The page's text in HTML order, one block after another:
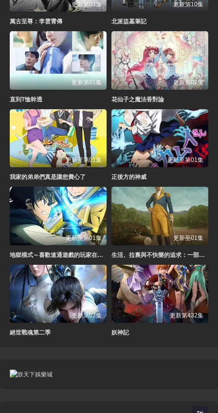
更新第03集
萬古至尊：李雲霄傳
更新第10集
北派盜墓筆記
更新第01集
直到T恤幹透
更新第02集
花仙子之魔法香對論
更新至第01集
我家的弟弟們真是讓您費心了
更新至第01集
正後方的神威
更新至第01集
地獄模式～喜歡速通遊戲的玩家在廢設定異世界無雙～第二季
更新至01集
生活、拉裏與不快樂的追求：一部美國史
更新第02集
絕世戰魂第二季
更新第432集
妖神記